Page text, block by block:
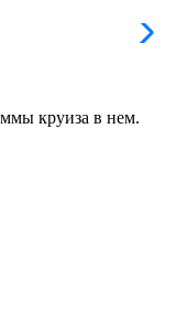
круиза в нем.